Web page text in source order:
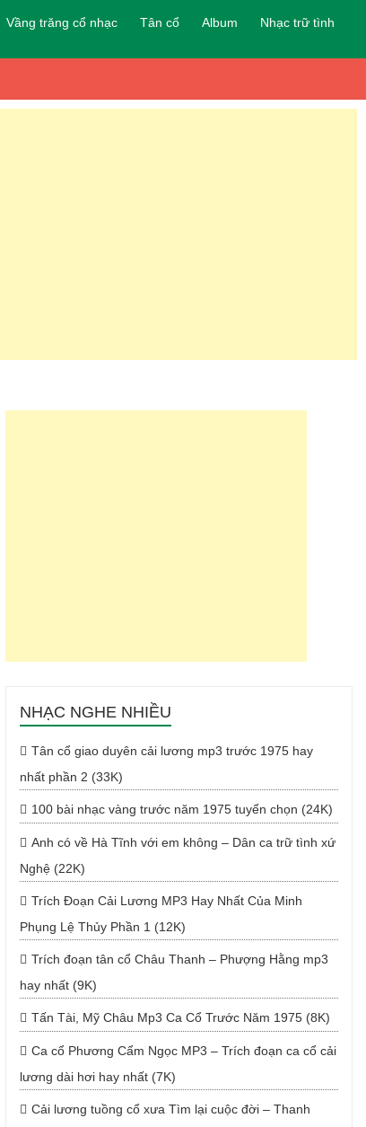
Vầng trăng cổ nhạc Tân cổ Album Nhạc trữ tình
NHẠC NGHE NHIỀU
Tân cổ giao duyên cải lương mp3 trước 1975 hay
nhất phần 2 (33K)
100 bài nhạc vàng trước năm 1975 tuyển chọn (24K)
Anh có về Hà Tĩnh với em không – Dân ca trữ tình xứ
Nghệ (22K)
Trích Đoạn Cải Lương MP3 Hay Nhất Của Minh
Phụng Lệ Thủy Phần 1 (12K)
Trích đoạn tân cổ Châu Thanh – Phượng Hằng mp3
hay nhất (9K)
Tấn Tài, Mỹ Châu Mp3 Ca Cổ Trước Năm 1975 (8K)
Ca cổ Phương Cẩm Ngọc MP3 – Trích đoạn ca cổ cải
lương dài hơi hay nhất (7K)
Cải lương tuồng cổ xưa Tìm lại cuộc đời – Thanh